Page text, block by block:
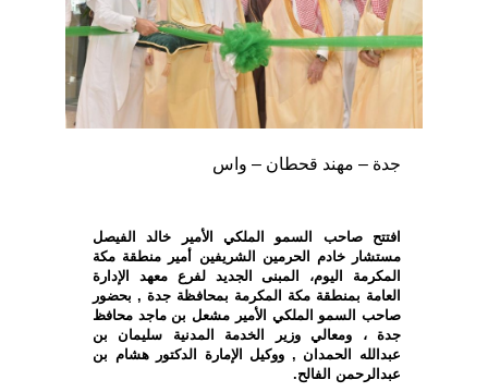
جدة – مهند قحطان – واس
افتتح صاحب السمو الملكي الأمير خالد الفيصل
مستشار خادم الحرمين الشريفين أمير منطقة مكة
المكرمة اليوم، المبنى الجديد لفرع معهد الإدارة
العامة بمنطقة مكة المكرمة بمحافظة جدة , بحضور
صاحب السمو الملكي الأمير مشعل بن ماجد محافظ
جدة ، ومعالي وزير الخدمة المدنية سليمان بن
عبدالله الحمدان , ووكيل الإمارة الدكتور هشام بن
عبدالرحمن الفالح.